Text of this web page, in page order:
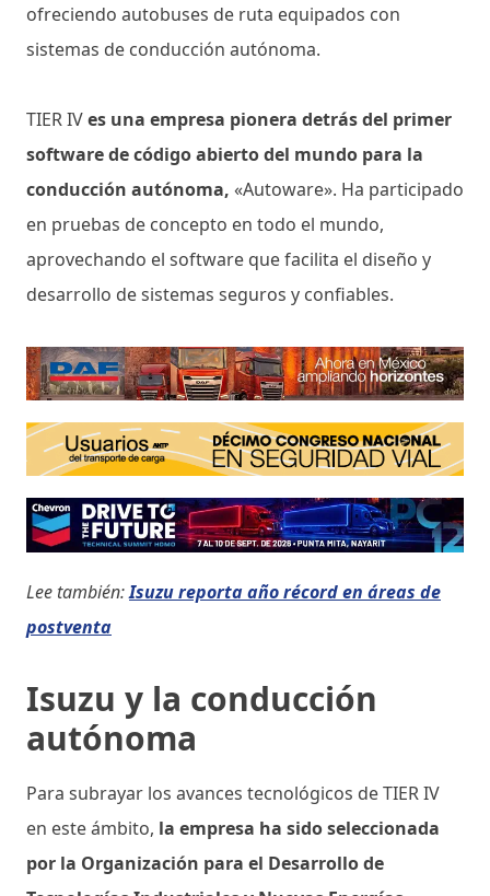
ofreciendo autobuses de ruta equipados con
sistemas de conducción autónoma.
TIER IVes una empresa pionera detrás del primer
software de código abierto del mundo para la
conducción autónoma, «Autoware». Ha participado
en pruebas de concepto en todo el mundo,
aprovechando el software que facilita el diseño y
desarrollo de sistemas seguros y confiables.
Lee también:Isuzu reporta año récord en áreas de
postventa
Isuzu y la conducción
autónoma
Para subrayar los avances tecnológicos de TIER IV
en este ámbito, la empresa ha sido seleccionada
por la Organización para el Desarrollo de